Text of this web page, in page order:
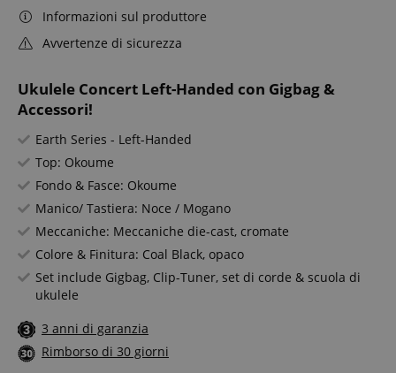
Ukulele Concert Left-Handed con Gigbag &
Accessori!
Earth Series - Left-Handed
Top: Okoume
Fondo & Fasce: Okoume
Manico/ Tastiera: Noce / Mogano
Meccaniche: Meccaniche die-cast, cromate
Colore & Finitura: Coal Black, opaco
Set include Gigbag, Clip-Tuner, set di corde & scuola di
ukulele
3 anni di garanzia
Rimborso di 30 giorni
Informazioni sul produttore
Avvertenze di sicurezza